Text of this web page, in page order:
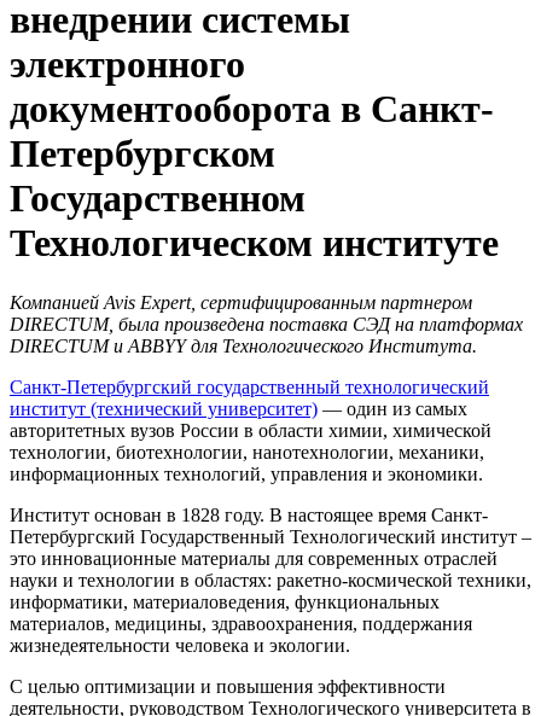
внедрении системы
электронного
документооборота в Санкт-
Петербургском
Государственном
Технологическом институте
Компанией Avis Expert, сертифицированным партнером
DIRECTUM, была произведена поставка СЭД на платформах
DIRECTUM и ABBYY для Технологического Института.
Санкт-Петербургский государственный технологический
институт (технический университет) — один из самых
авторитетных вузов России в области химии, химической
технологии, биотехнологии, нанотехнологии, механики,
информационных технологий, управления и экономики.
Институт основан в 1828 году. В настоящее время Санкт-
Петербургский Государственный Технологический институт –
это инновационные материалы для современных отраслей
науки и технологии в областях: ракетно-космической техники,
информатики, материаловедения, функциональных
материалов, медицины, здравоохранения, поддержания
жизнедеятельности человека и экологии.
С целью оптимизации и повышения эффективности
деятельности, руководством Технологического университета в